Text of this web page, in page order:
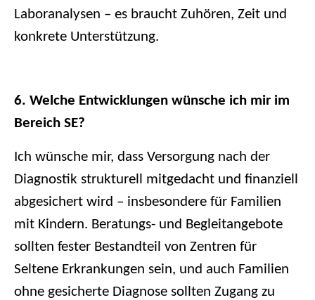
Laboranalysen – es braucht Zuhören, Zeit und
konkrete Unterstützung.
6. Welche Entwicklungen wünsche ich mir im
Bereich SE?
Ich wünsche mir, dass Versorgung nach der
Diagnostik strukturell mitgedacht und finanziell
abgesichert wird – insbesondere für Familien
mit Kindern. Beratungs- und Begleitangebote
sollten fester Bestandteil von Zentren für
Seltene Erkrankungen sein, und auch Familien
ohne gesicherte Diagnose sollten Zugang zu